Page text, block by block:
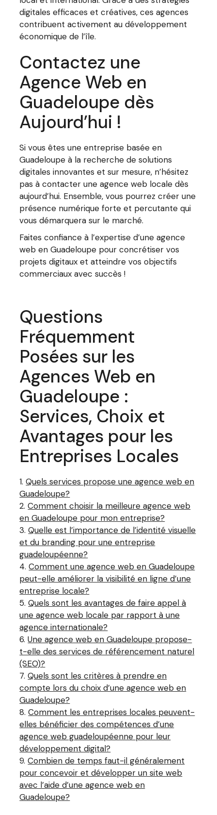
digitales efficaces et créatives, ces agences
contribuent activement au développement
économique de l’île.
Contactez une
Agence Web en
Guadeloupe dès
Aujourd’hui !
Si vous êtes une entreprise basée en
Guadeloupe à la recherche de solutions
digitales innovantes et sur mesure, n’hésitez
pas à contacter une agence web locale dès
aujourd’hui. Ensemble, vous pourrez créer une
présence numérique forte et percutante qui
vous démarquera sur le marché.
Faites confiance à l’expertise d’une agence
web en Guadeloupe pour concrétiser vos
projets digitaux et atteindre vos objectifs
commerciaux avec succès !
Questions
Fréquemment
Posées sur les
Agences Web en
Guadeloupe :
Services, Choix et
Avantages pour les
Entreprises Locales
Quels services propose une agence web en
Guadeloupe?
Comment choisir la meilleure agence web
en Guadeloupe pour mon entreprise?
Quelle est l’importance de l’identité visuelle
et du branding pour une entreprise
guadeloupéenne?
Comment une agence web en Guadeloupe
peut-elle améliorer la visibilité en ligne d’une
entreprise locale?
Quels sont les avantages de faire appel à
une agence web locale par rapport à une
agence internationale?
Une agence web en Guadeloupe propose-
t-elle des services de référencement naturel
(SEO)?
Quels sont les critères à prendre en
compte lors du choix d’une agence web en
Guadeloupe?
Comment les entreprises locales peuvent-
elles bénéficier des compétences d’une
agence web guadeloupéenne pour leur
développement digital?
Combien de temps faut-il généralement
pour concevoir et développer un site web
avec l’aide d’une agence web en
Guadeloupe?